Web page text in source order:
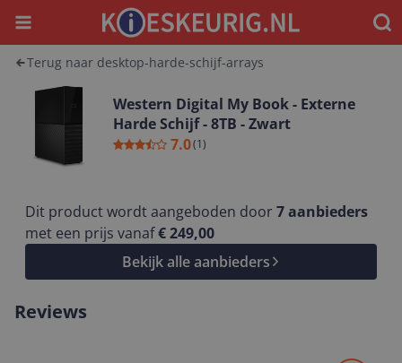
Menu
Terug naar desktop-harde-schijf-arrays
Western Digital My Book - Externe
Harde Schijf - 8TB - Zwart
7.0(1)
Dit product wordt aangeboden door7aanbieders
met een prijs vanaf€ 249,00
Bekijk alle aanbieders
Reviews